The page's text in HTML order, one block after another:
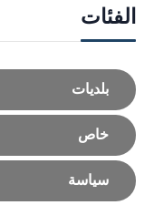
الفئات
بلديات
خاص
سياسة